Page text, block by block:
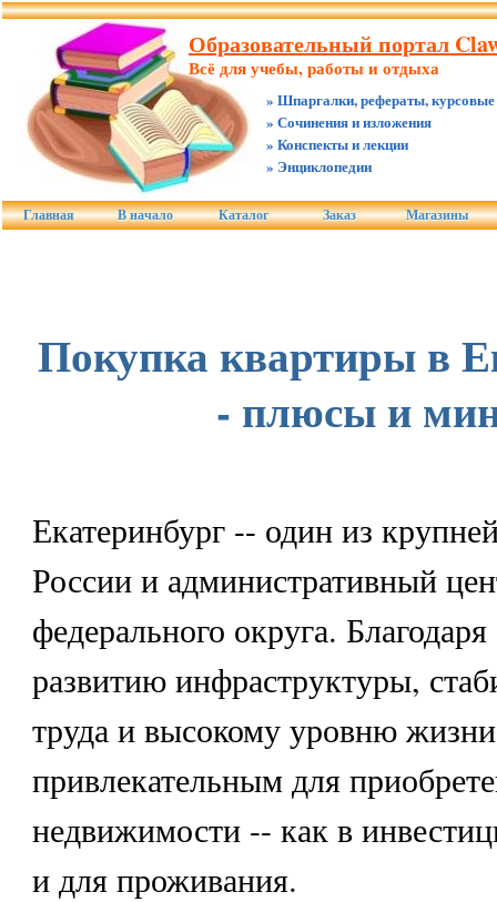
Образовательный портал
Всё для учебы, работы и отдыха
» Шпаргалки, рефераты, курсовые
» Сочинения и изложения
» Конспекты и лекции
» Энциклопедии
Главная В начало Каталог Заказ Магазины
Покупка квартиры в
- плюсы и
Екатеринбург -- один из
России и административный
федерального округа.
развитию инфраструктуры,
труда и высокому уровню
привлекательным для
недвижимости -- как в
и для проживания.